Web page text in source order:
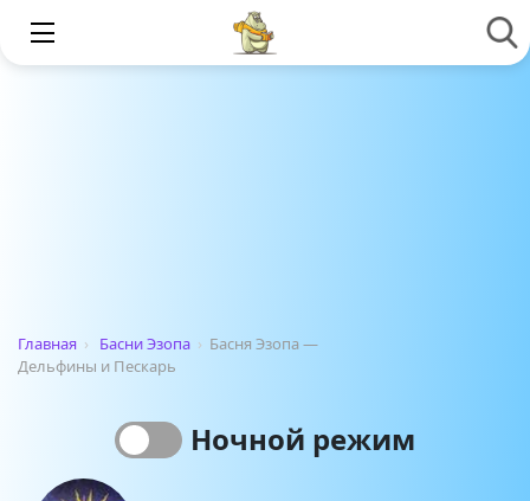
Главная › Басни Эзопа › Басня Эзопа —
Дельфины и Пескарь
Ночной режим